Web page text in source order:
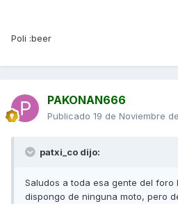
Poli :beer
PAKONAN666
Publicado 19 de Noviembre
patxi_co dijo:
Saludos a toda esa gente del foro
dispongo de ninguna moto, pero